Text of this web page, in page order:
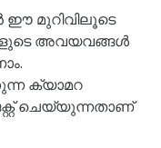
ഈ മുറിവിലൂടെ
അവയവങ്ങൾ
ക്യാമറ
ചെയ്യുന്നതാണ്